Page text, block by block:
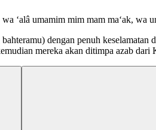
‘alâ umamim mim mam ma‘ak, wa
dengan penuh
mereka akan ditimpa azab dari